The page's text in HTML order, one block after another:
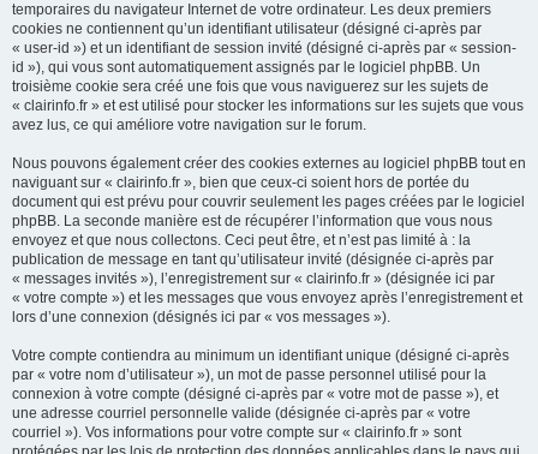
temporaires du navigateur Internet de votre ordinateur. Les deux premiers
cookies ne contiennent qu’un identifiant utilisateur (désigné ci-après par
« user-id ») et un identifiant de session invité (désigné ci-après par « session-
id »), qui vous sont automatiquement assignés par le logiciel phpBB. Un
troisième cookie sera créé une fois que vous naviguerez sur les sujets de
« clairinfo.fr » et est utilisé pour stocker les informations sur les sujets que vous
avez lus, ce qui améliore votre navigation sur le forum.
Nous pouvons également créer des cookies externes au logiciel phpBB tout en
naviguant sur « clairinfo.fr », bien que ceux-ci soient hors de portée du
document qui est prévu pour couvrir seulement les pages créées par le logiciel
phpBB. La seconde manière est de récupérer l’information que vous nous
envoyez et que nous collectons. Ceci peut être, et n’est pas limité à : la
publication de message en tant qu’utilisateur invité (désignée ci-après par
« messages invités »), l’enregistrement sur « clairinfo.fr » (désignée ici par
« votre compte ») et les messages que vous envoyez après l’enregistrement et
lors d’une connexion (désignés ici par « vos messages »).
Votre compte contiendra au minimum un identifiant unique (désigné ci-après
par « votre nom d’utilisateur »), un mot de passe personnel utilisé pour la
connexion à votre compte (désigné ci-après par « votre mot de passe »), et
une adresse courriel personnelle valide (désignée ci-après par « votre
courriel »). Vos informations pour votre compte sur « clairinfo.fr » sont